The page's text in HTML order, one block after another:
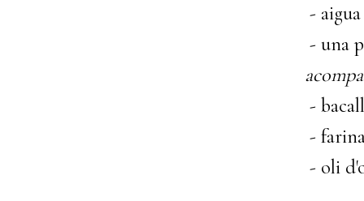
- aigua
- una
-
-
- oli